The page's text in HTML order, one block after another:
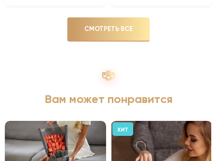
СМОТРЕТЬ ВСЕ
Вам может понравится
ХИТ